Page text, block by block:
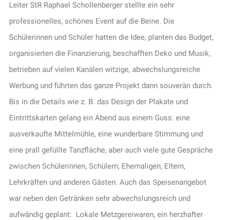
Leiter StR Raphael Schollenberger stellte ein sehr
professionelles, schönes Event auf die Beine. Die
Schülerinnen und Schüler hatten die Idee, planten das Budget,
organisierten die Finanzierung, beschafften Deko und Musik,
betrieben auf vielen Kanälen witzige, abwechslungsreiche
Werbung und führten das ganze Projekt dann souverän durch.
Bis in die Details wie z. B. das Design der Plakate und
Eintrittskarten gelang ein Abend aus einem Guss: eine
ausverkaufte Mittelmühle, eine wunderbare Stimmung und
eine prall gefüllte Tanzfläche, aber auch viele gute Gespräche
zwischen Schülerinnen, Schülern, Ehemaligen, Eltern,
Lehrkräften und anderen Gästen. Auch das Speisenangebot
war neben den Getränken sehr abwechslungsreich und
aufwändig geplant: Lokale Metzgereiwaren, ein herzhafter